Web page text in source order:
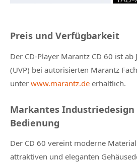
Preis und Verfügbarkeit
Der CD-Player Marantz CD 60 ist
(UVP) bei autorisierten Marantz
unter www.marantz.de erhältlich.
Markantes
Bedienung
Der CD 60 vereint moderne
attraktiven und eleganten